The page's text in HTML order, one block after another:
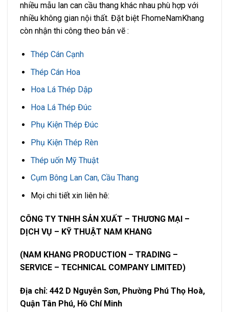
nhiều mẫu lan can cầu thang khác nhau phù hợp với
nhiều không gian nội thất. Đặt biệt FhomeNamKhang
còn nhận thi công theo bản vẽ :
Thép Cán Cạnh
Thép Cán Hoa
Hoa Lá Thép Dập
Hoa Lá Thép Đúc
Phụ Kiện Thép Đúc
Phụ Kiện Thép Rèn
Thép uốn Mỹ Thuật
Cụm Bông Lan Can, Cầu Thang
Mọi chi tiết xin liên hê:
CÔNG TY TNHH SẢN XUẤT – THƯƠNG MẠI –
DỊCH VỤ – KỸ THUẬT NAM KHANG
(NAM KHANG PRODUCTION – TRADING –
SERVICE – TECHNICAL COMPANY LIMITED)
Địa chỉ: 442 D Nguyễn Sơn, Phường Phú Thọ Hoà,
Quận Tân Phú, Hồ Chí Minh